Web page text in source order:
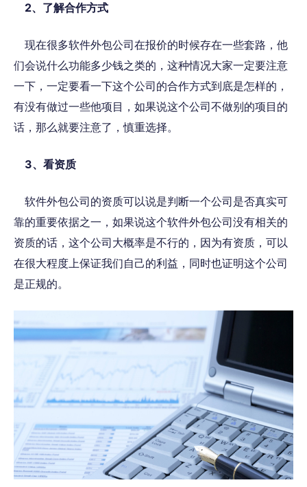
2、 了解合作方式
现在很多软件外包公司在报价的时候存在一些套路 ，他
们会说什么功能多少钱之类的，这种情况大家一定要注意
一下，一定要看一下这个公司的合作方式到底是怎样的，
有没有做过一些他项目 ，如果说这个公司不做别的项目的
话，那么就要注意了 ，慎重选择。
3、 看资质
软件外包公司的资质可以说是判断一个公司是否真实可
靠的重要依据之一 ，如果说这个软件外包公司没有相关的
资质的话， 这个公司大概率是不行的 ，因为有资质，可以
在很大程度上保证我们自己的利益，同时也证明这个公司
是正规的。